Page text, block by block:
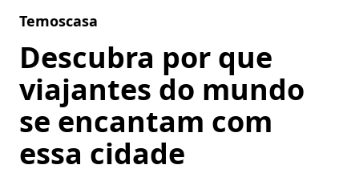
Temoscasa
Descubra por que
viajantes do mundo
se encantam com
essa cidade